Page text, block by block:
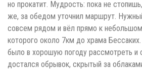
но прокатит. Мудрость: пока не
же, за обедом уточнил маршрут.
совсем рядом и вёл прямо к
которого около 7км до храма
было в хорошую погоду рассмотреть и
достался обрывок, скрытый за